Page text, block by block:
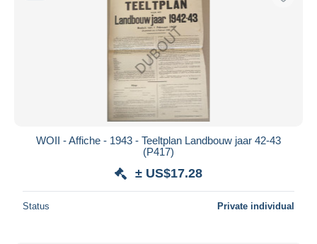
WOII - Affiche - 1943 - Teeltplan Landbouw jaar 42-43
(P417)
± US$17.28
Status Private individual